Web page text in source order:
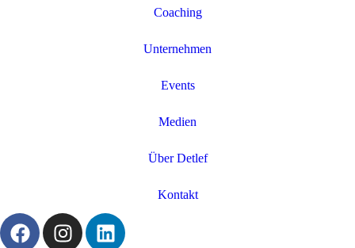
Coaching
Unternehmen
Events
Medien
Über Detlef
Kontakt